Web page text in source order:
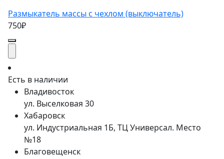
Размыкатель массы с чехлом (выключатель)
750₽
Есть в наличии
Владивосток
ул. Выселковая 30
Хабаровск
ул. Индустриальная 1Б, ТЦ Универсал. Место
№18
Благовещенск